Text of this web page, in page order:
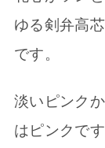
ゆる剣弁高
です。
淡いピンク
はピンクで